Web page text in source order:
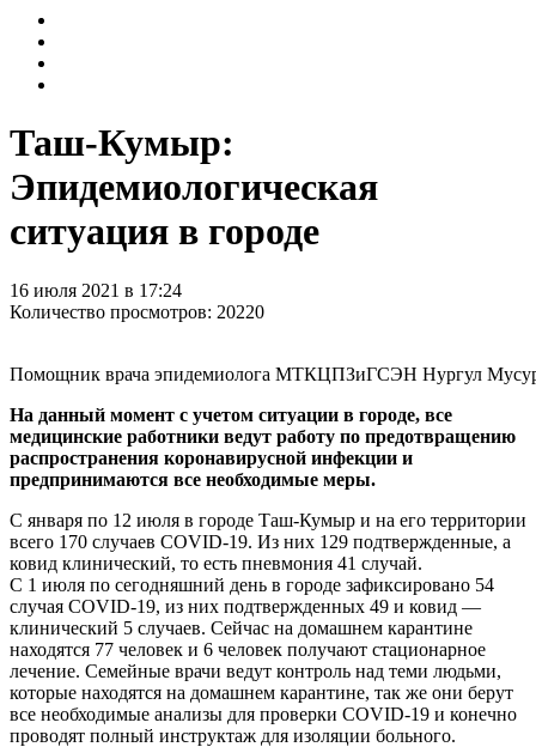
Таш-Кумыр:
Эпидемиологическая
ситуация в городе
16 июля 2021 в 17:24
Количество просмотров: 20220
Помощник врача эпидемиолога МТКЦПЗиГСЭН Нургул
На данный момент с учетом ситуации в городе, все
медицинские работники ведут работу по предотвращению
распространения коронавирусной инфекции и
предпринимаются все необходимые меры.
С января по 12 июля в городе Таш-Кумыр и на его территории
всего 170 случаев СOVID-19. Из них 129 подтвержденные, а
ковид клинический, то есть пневмония 41 случай.
С 1 июля по сегодняшний день в городе зафиксировано 54
случая СOVID-19, из них подтвержденных 49 и ковид —
клинический 5 случаев. Сейчас на домашнем карантине
находятся 77 человек и 6 человек получают стационарное
лечение. Семейные врачи ведут контроль над теми людьми,
которые находятся на домашнем карантине, так же они берут
все необходимые анализы для проверки СOVID-19 и конечно
проводят полный инструктаж для изоляции больного.